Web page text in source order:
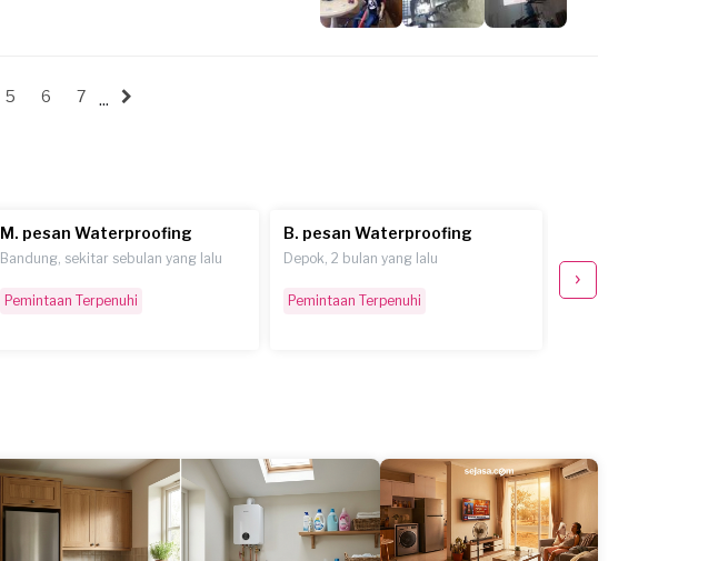
5 6 7 ...
M. pesan Waterproofing
Bandung, sekitar sebulan yang lalu
Pemintaan Terpenuhi
B. pesan Waterproofing
Depok, 2 bulan yang lalu
Pemintaan Terpenuhi
Bandung, 3 bulan yang
Selesai